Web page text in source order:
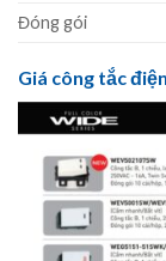
Đóng gói
Giá công tắc